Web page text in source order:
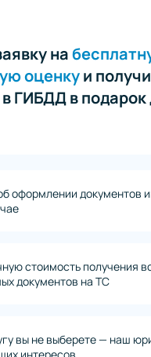
на
оценкуи
ГИБДД в подарок
оформлении документов
стоимость получения
документов на ТС
вы не выберете — наш